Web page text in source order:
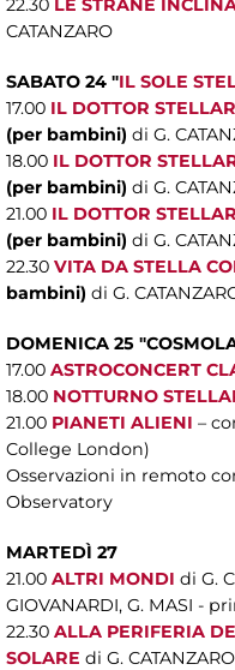
22.30 LE STRANE
CATANZARO
SABATO 24 "IL SOLE
17.00 IL DOTTOR
(per bambini) di G.
18.00 IL DOTTOR
(per bambini) di G.
21.00 IL DOTTOR
(per bambini) di G.
22.30 VITA DA STELLA
bambini) di G.
DOMENICA 25 "
17.00 ASTROCONCERT
18.00 NOTTURNO
21.00 PIANETI ALIENI –
College London)
Osservazioni in remoto
Observatory
MARTEDÌ 27
21.00 ALTRI MONDI di G.
GIOVANARDI, G. MASI -
22.30 ALLA PERIFERIA
SOLARE di G. CATANZARO